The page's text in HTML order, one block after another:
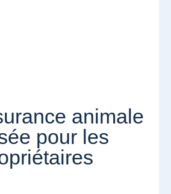
animale
pour les